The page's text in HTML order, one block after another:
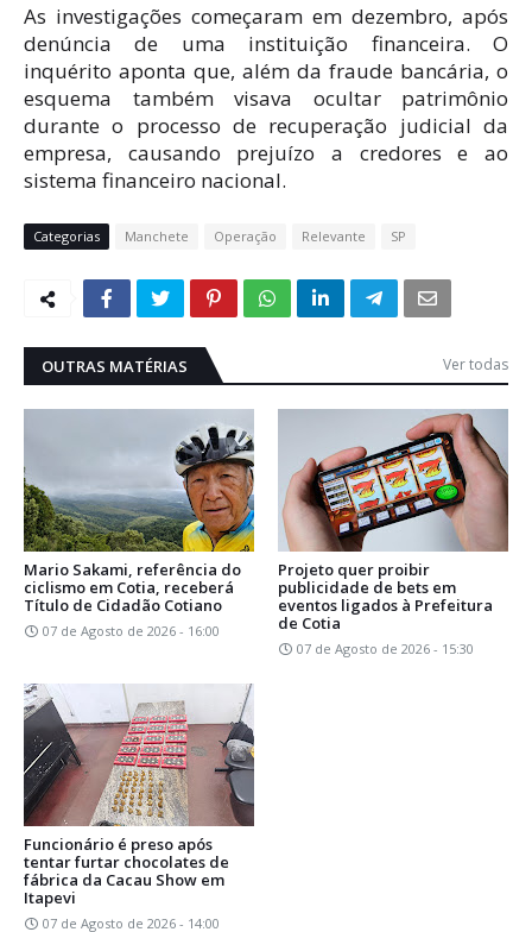
As investigações começaram em dezembro, após
denúncia de uma instituição financeira. O
inquérito aponta que, além da fraude bancária, o
esquema também visava ocultar patrimônio
durante o processo de recuperação judicial da
empresa, causando prejuízo a credores e ao
sistema financeiro nacional.
Categorias Manchete Operação Relevante SP
OUTRAS MATÉRIAS Ver todas
Mario Sakami, referência do
ciclismo em Cotia, receberá
Título de Cidadão Cotiano
07 de Agosto de 2026 - 16:00
Projeto quer proibir
publicidade de bets em
eventos ligados à Prefeitura
de Cotia
07 de Agosto de 2026 - 15:30
Funcionário é preso após
tentar furtar chocolates de
fábrica da Cacau Show em
Itapevi
07 de Agosto de 2026 - 14:00